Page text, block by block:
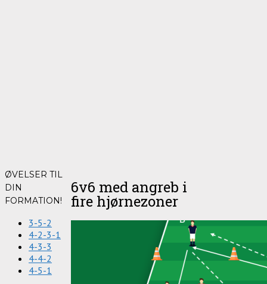
6v6 med angreb i
fire hjørnezoner
ØVELSER TIL
DIN
FORMATION!
3-5-2
4-2-3-1
4-3-3
4-4-2
4-5-1